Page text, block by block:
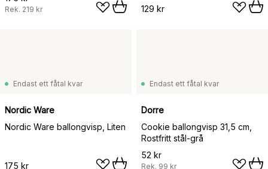
Rek. 219 kr
129 kr
Endast ett fåtal kvar
Nordic Ware
Nordic Ware ballongvisp, Liten
175 kr
Endast ett fåtal kvar
Dorre
Cookie ballongvisp 31,5 cm,
Rostfritt stål-grå
52 kr
Rek. 99 kr